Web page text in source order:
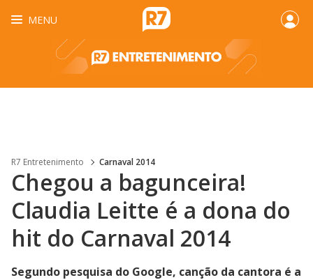
MENU
R7 Entretenimento Carnaval 2014
Chegou a bagunceira!
Claudia Leitte é a dona do
hit do Carnaval 2014
Segundo pesquisa do Google, canção da cantora é a